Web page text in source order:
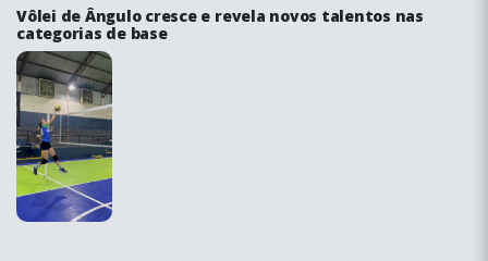
Vôlei de Ângulo cresce e revela novos talentos nas
categorias de base